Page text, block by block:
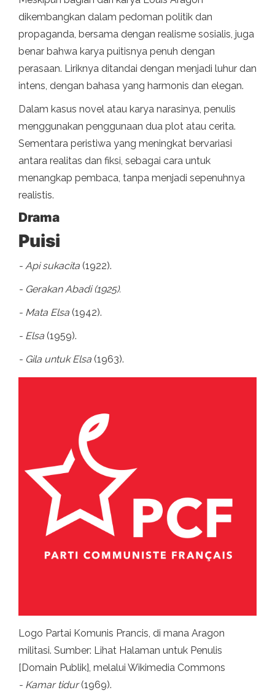
dikembangkan dalam pedoman politik dan
propaganda, bersama dengan realisme sosialis, juga
benar bahwa karya puitisnya penuh dengan
perasaan. Liriknya ditandai dengan menjadi luhur dan
intens, dengan bahasa yang harmonis dan elegan.
Dalam kasus novel atau karya narasinya, penulis
menggunakan penggunaan dua plot atau cerita.
Sementara peristiwa yang meningkat bervariasi
antara realitas dan fiksi, sebagai cara untuk
menangkap pembaca, tanpa menjadi sepenuhnya
realistis.
Drama
Puisi
- Api sukacita (1922).
- Gerakan Abadi (1925).
- Mata Elsa (1942).
- Elsa (1959).
- Gila untuk Elsa (1963).
Logo Partai Komunis Prancis, di mana Aragon
militasi. Sumber: Lihat Halaman untuk Penulis
[Domain Publik], melalui Wikimedia Commons
- Kamar tidur(1969).